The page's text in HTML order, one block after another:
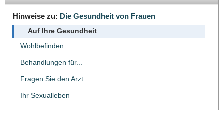
Hinweise zu: Die Gesundheit von Frauen
Auf Ihre Gesundheit
Wohlbefinden
Behandlungen für...
Fragen Sie den Arzt
Ihr Sexualleben